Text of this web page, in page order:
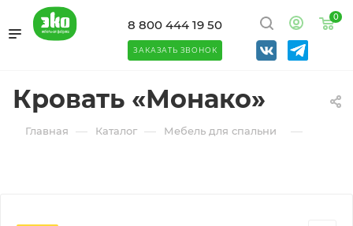
0
8 800 444 19 50
ЗАКАЗАТЬ ЗВОНОК
Кровать «Монако»
Главная — Каталог — Мебель для спальни —